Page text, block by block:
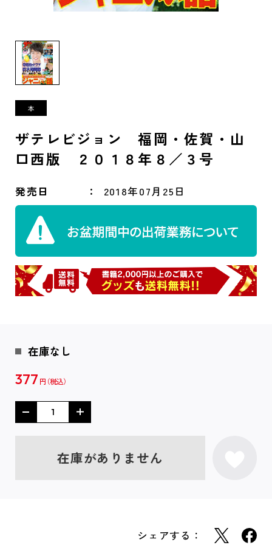
ザテレビジョン 福岡・佐賀・山
口西版 ２０１８年８／３号
発売日 2018年07月25日
在庫なし
377 円
在庫がありません
シェアする：